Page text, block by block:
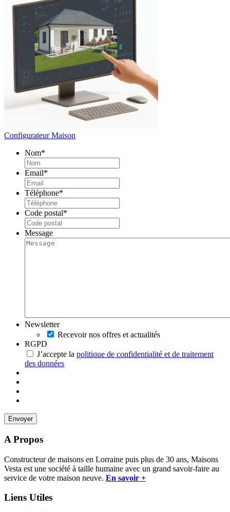
Configurateur Maison
Nom*
Email*
Téléphone*
Code postal*
Message
Newsletter
Recevoir nos offres et actualités
RGPD
J’accepte la politique de confidentialité et de traitement
des données
A Propos
Constructeur de maisons en Lorraine puis plus de 30 ans, Maisons
Vesta est une société à taille humaine avec un grand savoir-faire au
service de votre maison neuve. En savoir +
Liens Utiles